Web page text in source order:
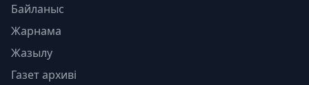
Байланыс
Жарнама
Жазылу
Газет архиві